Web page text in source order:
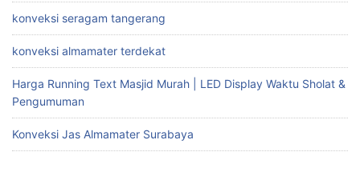
konveksi seragam tangerang
konveksi almamater terdekat
Harga Running Text Masjid Murah | LED Display Waktu Sholat &
Pengumuman
Konveksi Jas Almamater Surabaya